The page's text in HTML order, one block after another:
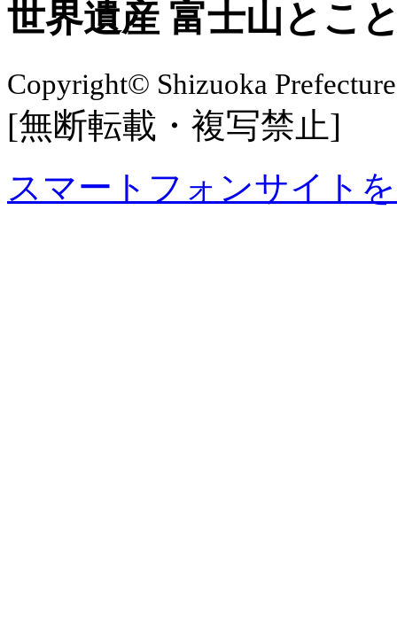
世界遺産 富士山とこ
Copyright© Shizuoka
[無断転載・複写禁止]
スマートフォンサイト